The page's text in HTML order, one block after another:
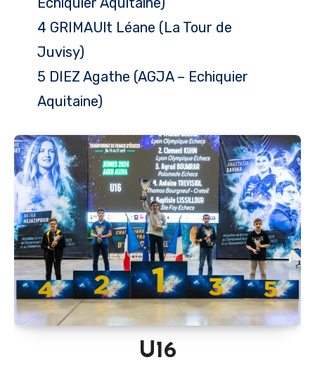
4 GRIMAUlt Léane (La Tour de
Juvisy)
5 DIEZ Agathe (AGJA – Echiquier
Aquitaine)
U16